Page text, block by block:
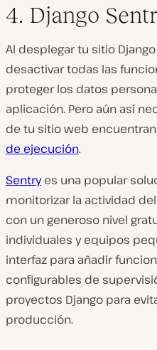
4. Django
Al desplegar tu sitio
desactivar todas las
proteger los datos
aplicación. Pero aún así
de tu sitio web encuentran
de ejecución.
Sentryes una popular
monitorizar la actividad
con un generoso nivel
individuales y equipos
interfaz para añadir
configurables de
proyectos Django para
producción.